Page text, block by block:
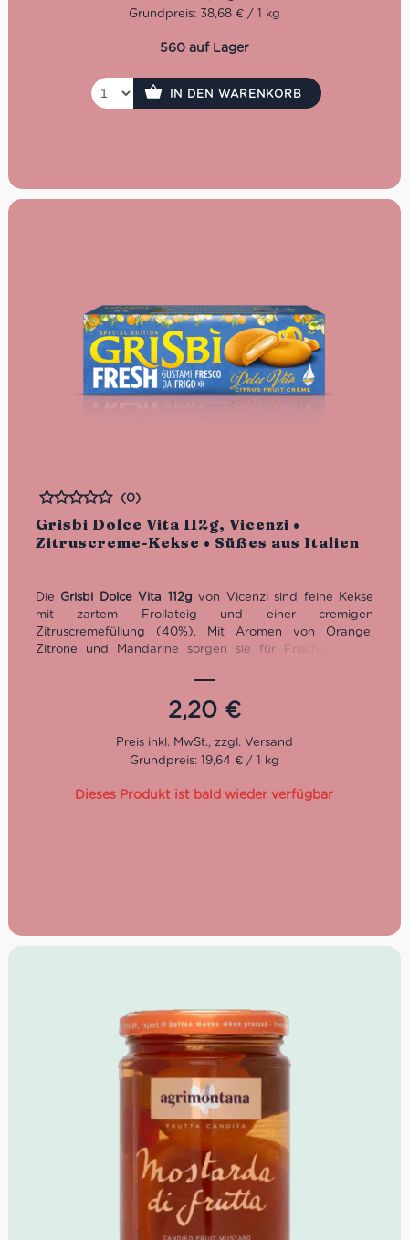
Grundpreis: 38,68 € / 1 kg
560 auf Lager
IN DEN WARENKORB
Grisbi Dolce Vita 112g, Vicenzi •
Zitruscreme-Kekse • Süßes aus Italien
Bewertet
(0)
Die Grisbi Dolce Vita 112gvon Vicenzi sind feine Kekse
mit zartem Frollateig und einer cremigen
Zitruscremefüllung (40%). Mit Aromen von Orange,
Zitrone und Mandarine sorgen sie für Frische, außen
gekühlt zu Kaffee oder Tee – ein sommerlicher Snack für
2,20 €
Grundpreis: 19,64 € / 1 kg
Dieses Produkt ist bald wieder verfügbar